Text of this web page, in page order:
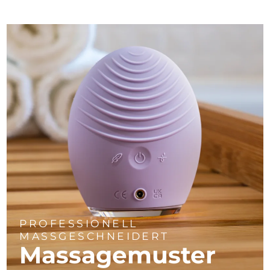
PROFESSIONELL
MASSGESCHNEIDERT
Massagemuster